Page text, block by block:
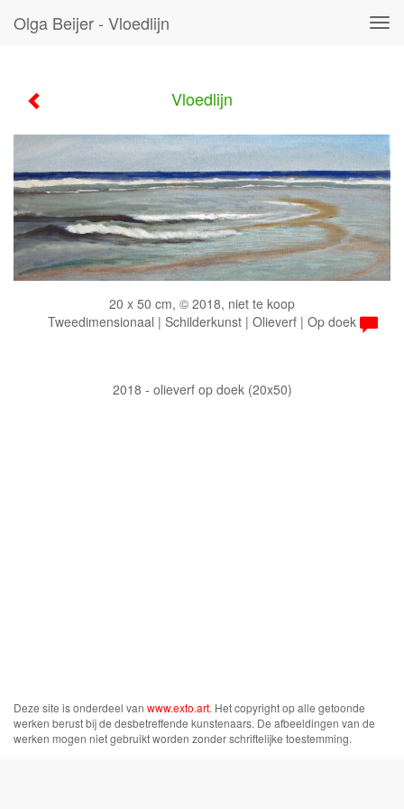
Olga Beijer - Vloedlijn
Vloedlijn
20 x 50 cm, © 2018, niet te koop
Tweedimensionaal | Schilderkunst | Olieverf | Op doek
2018 - olieverf op doek (20x50)
Deze site is onderdeel van www.exto.art. Het copyright op alle getoonde
werken berust bij de desbetreffende kunstenaars. De afbeeldingen van de
werken mogen niet gebruikt worden zonder schriftelijke toestemming.